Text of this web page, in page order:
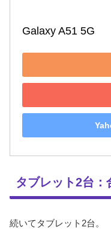
Galaxy A51 5G
タブレット2台：
続いてタブレット2台。